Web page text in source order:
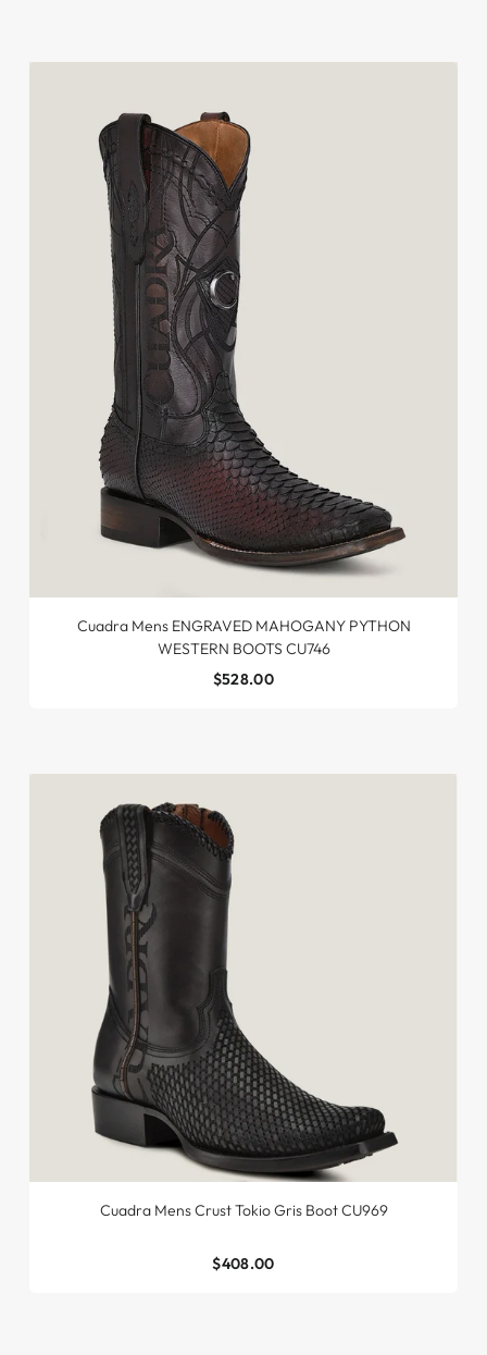
Cuadra Mens ENGRAVED MAHOGANY PYTHON
WESTERN BOOTS CU746
$528.00
Cuadra Mens Crust Tokio Gris Boot CU969
$408.00